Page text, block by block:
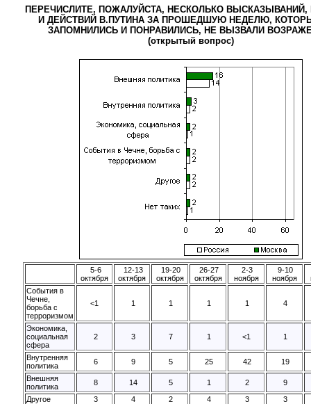
ПЕРЕЧИСЛИТЕ, ПОЖАЛУЙСТА, НЕСКОЛЬКО
И ДЕЙСТВИЙ В.ПУТИНА ЗА ПРОШЕДШУЮ НЕДЕЛЮ,
ЗАПОМНИЛИСЬ И ПОНРАВИЛИСЬ, НЕ ВЫЗВАЛИ
(открытый вопрос)
5-6
октября
12-13
октября
19-20
октября
26-27
октября
2-3
ноября
9-10
ноября
События в
Чечне,
борьба с
терроризмом
<1 1 1 1 1 4
Экономика,
социальная
сфера
2 3 7 1 <1 1
Внутренняя
политика
6 9 5 25 42
19
Внешняя
политика
8 14 5 1 2
9
Другое
3 4 2 4 3 3